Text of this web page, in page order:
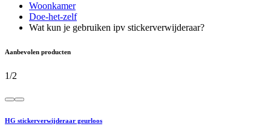
Woonkamer
Doe-het-zelf
Wat kun je gebruiken ipv stickerverwijderaar?
Aanbevolen producten
1/2
HG stickerverwijderaar geurloos